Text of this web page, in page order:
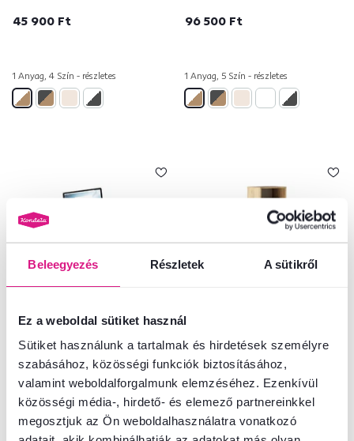
Beleegyezés Részletek A sütikről
Ez a weboldal sütiket használ
Sütiket használunk a tartalmak és hirdetések személyre
szabásához, közösségi funkciók biztosításához,
valamint weboldalforgalmunk elemzéséhez. Ezenkívül
közösségi média-, hirdető- és elemező partnereinkkel
megosztjuk az Ön weboldalhasználatra vonatkozó
45 900 Ft
1 Anyag, 4 Szín - részletes
96 500 Ft
1 Anyag, 5 Szín - részletes
4,6 3
Íróasztal, artisan tölgy/fehér,
41 500 Ft
5,0 2
Magas állvány, artisan
80 900 Ft